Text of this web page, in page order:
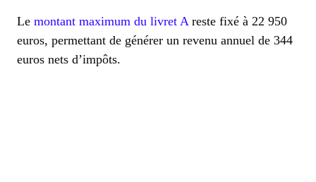
Le montant maximum du livret Areste fixé à 22 950
euros, permettant de générer un revenu annuel de 344
euros nets d’impôts.